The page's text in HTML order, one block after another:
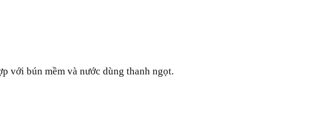
với bún mềm và nước dùng thanh ngọt.